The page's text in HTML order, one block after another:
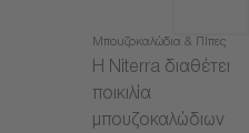
Μπουζοκαλώδια & Πίπες
Η Niterra διαθέτει
ποικιλία
μπουζοκαλώδιων